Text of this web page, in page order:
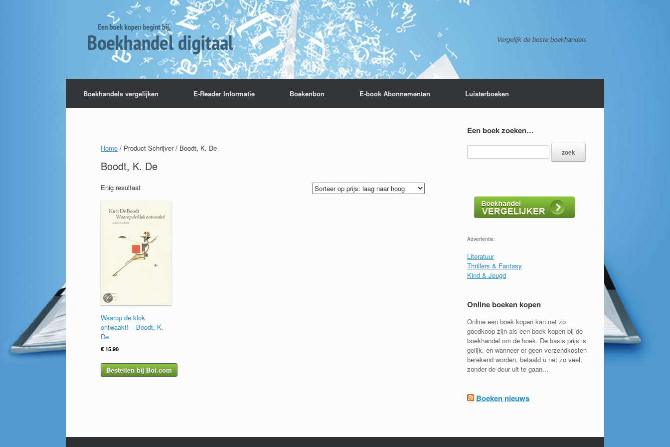
Vergelijk de beste boekhandels
Boekhandels vergelijken E-Reader Informatie Boekenbon E-book Abonnementen Luisterboeken
Home / Product Schrijver / Boodt, K. De
Boodt, K. De
Enig resultaat
Waarop de klok
ontwaakt! – Boodt, K.
De
€15.90
Bestellen bij Bol.com
Een boek zoeken…
Advertentie:
Literatuur
Thrillers & Fantasy
Kind & Jeugd
Online boeken kopen
Online een boek kopen kan net zo
goedkoop zijn als een boek kopen bij de
boekhandel om de hoek. De basis prijs is
gelijk, en wanneer er geen verzendkosten
berekend worden. betaald u net zo veel,
zonder de deur uit te gaan...
Boeken nieuws